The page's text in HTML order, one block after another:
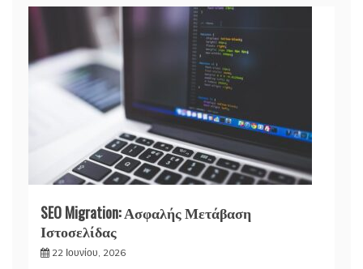
SEO Migration: Ασφαλής Μετάβαση
Ιστοσελίδας
22 Ιουνίου, 2026